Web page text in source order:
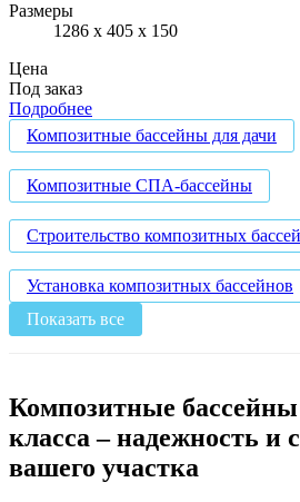
Размеры
1286 х 405 х 150
Цена
Под заказ
Подробнее
Композитные бассейны для дачи
Композитные СПА-бассейны
Строительство композитных
Установка композитных бассейнов
Чаша бассейна из композита 5 на 3 м
Показать все
Композитные
класса – надежность и
вашего участка